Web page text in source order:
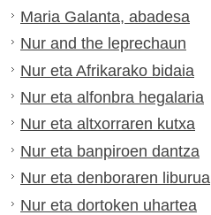
Maria Galanta, abadesa
Nur and the leprechaun
Nur eta Afrikarako bidaia
Nur eta alfonbra hegalaria
Nur eta altxorraren kutxa
Nur eta banpiroen dantza
Nur eta denboraren liburua
Nur eta dortoken uhartea